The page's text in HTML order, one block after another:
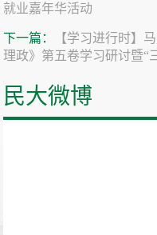
就业嘉年华活动
下一篇：
【学习进行时】
理政》第五卷学习研讨暨“
民大微博